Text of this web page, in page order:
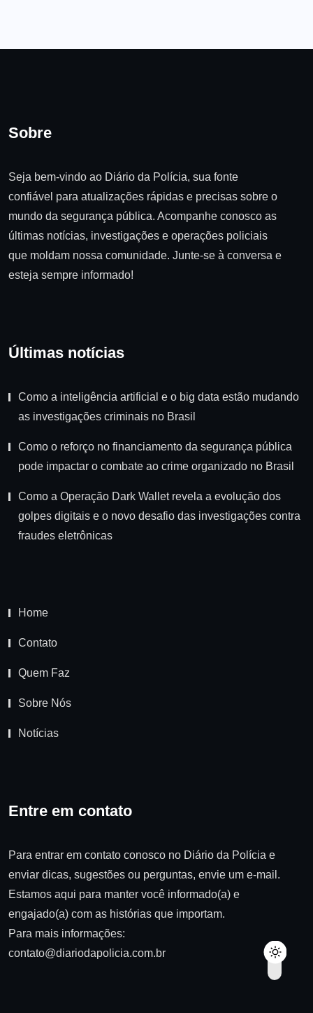
Sobre
Seja bem-vindo ao Diário da Polícia, sua fonte
confiável para atualizações rápidas e precisas sobre o
mundo da segurança pública. Acompanhe conosco as
últimas notícias, investigações e operações policiais
que moldam nossa comunidade. Junte-se à conversa e
esteja sempre informado!
Últimas notícias
Como a inteligência artificial e o big data estão mudando
as investigações criminais no Brasil
Como o reforço no financiamento da segurança pública
pode impactar o combate ao crime organizado no Brasil
Como a Operação Dark Wallet revela a evolução dos
golpes digitais e o novo desafio das investigações contra
fraudes eletrônicas
Home
Contato
Quem Faz
Sobre Nós
Notícias
Entre em contato
Para entrar em contato conosco no Diário da Polícia e
enviar dicas, sugestões ou perguntas, envie um e-mail.
Estamos aqui para manter você informado(a) e
engajado(a) com as histórias que importam.
Para mais informações:
contato@diariodapolicia.com.br